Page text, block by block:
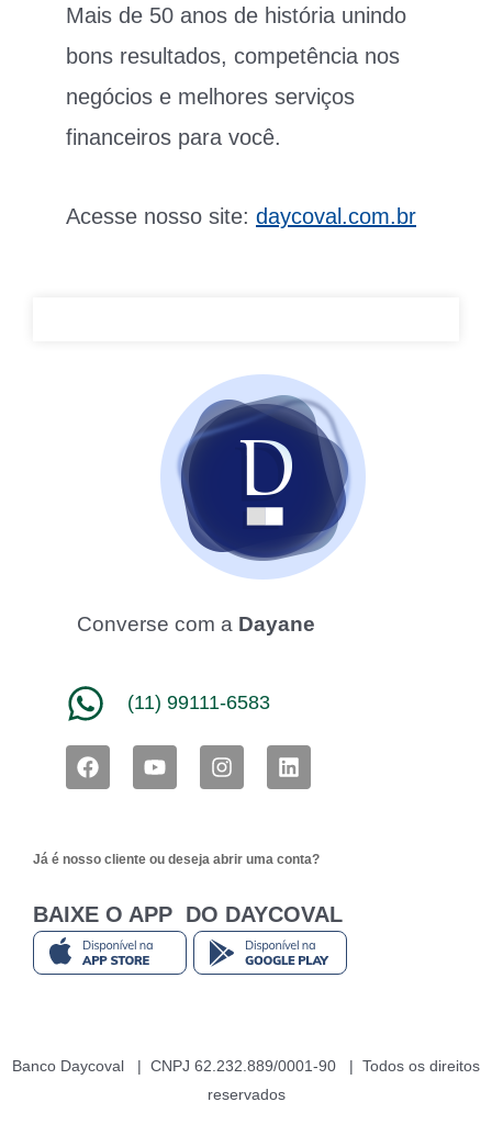
Mais de 50 anos de história unindo
bons resultados, competência nos
negócios e melhores serviços
financeiros para você.
Acesse nosso site: daycoval.com.br
Converse com a Dayane
(11) 99111-6583
F
a
o
k
Y
o
b
I
n
g
a
m
L
i
d
n
Já é nosso cliente ou deseja abrir uma conta?
BAIXE O APP DO DAYCOVAL
Banco Daycoval | CNPJ 62.232.889/0001-90 | Todos os direitos
reservados